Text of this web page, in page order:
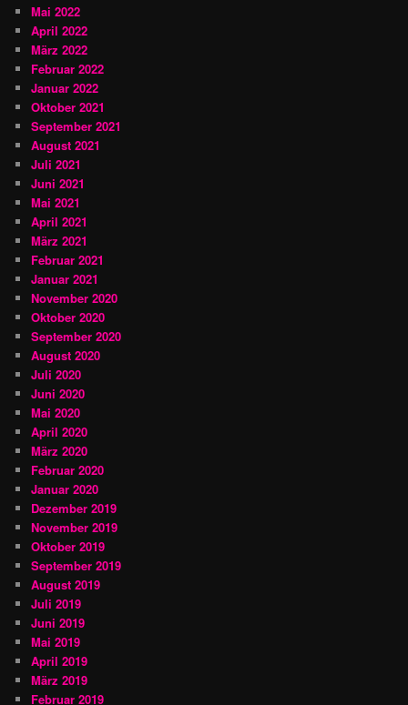
Mai 2022
April 2022
März 2022
Februar 2022
Januar 2022
Oktober 2021
September 2021
August 2021
Juli 2021
Juni 2021
Mai 2021
April 2021
März 2021
Februar 2021
Januar 2021
November 2020
Oktober 2020
September 2020
August 2020
Juli 2020
Juni 2020
Mai 2020
April 2020
März 2020
Februar 2020
Januar 2020
Dezember 2019
November 2019
Oktober 2019
September 2019
August 2019
Juli 2019
Juni 2019
Mai 2019
April 2019
März 2019
Februar 2019